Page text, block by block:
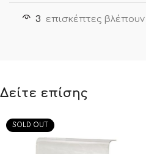
3 επισκέπτες
Δείτε επίσης
SOLD OUT